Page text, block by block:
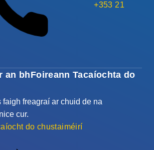
an bhFoireann Tacaíochta do
faigh freagraí ar chuid de na
cur.
do chustaiméirí
+353 21